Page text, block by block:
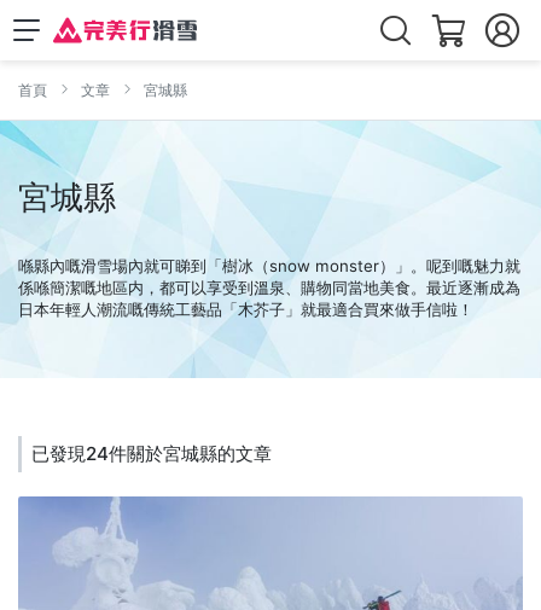
首頁 文章 宮城縣
宮城縣
喺縣內嘅滑雪場內就可睇到「樹冰（snow monster）」。呢到嘅魅力就
係喺簡潔嘅地區内，都可以享受到溫泉、購物同當地美食。最近逐漸成為
日本年輕人潮流嘅傳統工藝品「木芥子」就最適合買來做手信啦！
已發現24件關於宮城縣的文章